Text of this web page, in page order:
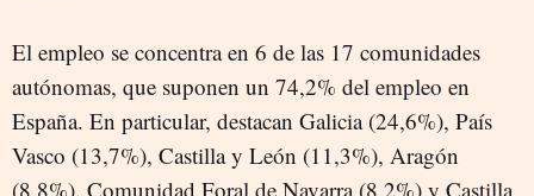
El empleo se concentra en 6 de las 17 comunidades
autónomas, que suponen un 74,2% del empleo en
España. En particular, destacan Galicia (24,6%), País
Vasco (13,7%), Castilla y León (11,3%), Aragón
(8,8%), Comunidad Foral de Navarra (8,2%) y Castilla